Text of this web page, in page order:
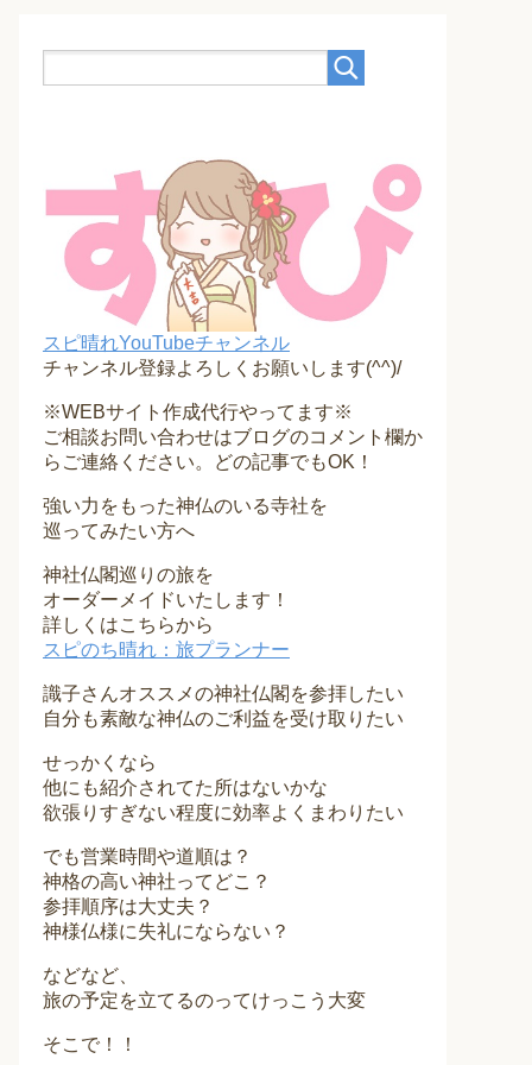
スピ晴れYouTubeチャンネル
チャンネル登録よろしくお願いします(^^)/
※WEBサイト作成代行やってます※
ご相談お問い合わせはブログのコメント欄か
らご連絡ください。どの記事でもOK！
強い力をもった神仏のいる寺社を
巡ってみたい方へ
神社仏閣巡りの旅を
オーダーメイドいたします！
詳しくはこちらから
スピのち晴れ：旅プランナー
識子さんオススメの神社仏閣を参拝したい
自分も素敵な神仏のご利益を受け取りたい
せっかくなら
他にも紹介されてた所はないかな
欲張りすぎない程度に効率よくまわりたい
でも営業時間や道順は？
神格の高い神社ってどこ？
参拝順序は大丈夫？
神様仏様に失礼にならない？
などなど、
旅の予定を立てるのってけっこう大変
そこで！！